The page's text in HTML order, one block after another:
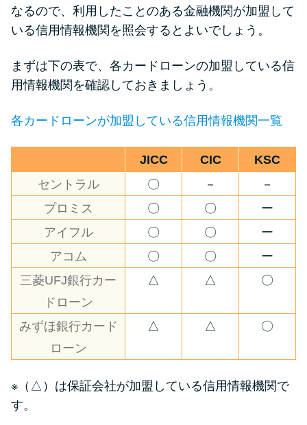
なるので、利用したことのある金融機関が加盟して
いる信用情報機関を照会するとよいでしょう。
まずは下の表で、各カードローンの加盟している信
用情報機関を確認しておきましょう。
各カードローンが加盟している信用情報機関一覧
JICC CIC
KSC
セントラル
〇 －
－
プロミス
〇 〇
ー
アイフル
〇 〇
ー
アコム
〇 〇
ー
三菱UFJ銀行カー
ドローン
△ △ 〇
みずほ銀行カード
ローン
△ △ 〇
※（△）は保証会社が加盟している信用情報機関で
す。